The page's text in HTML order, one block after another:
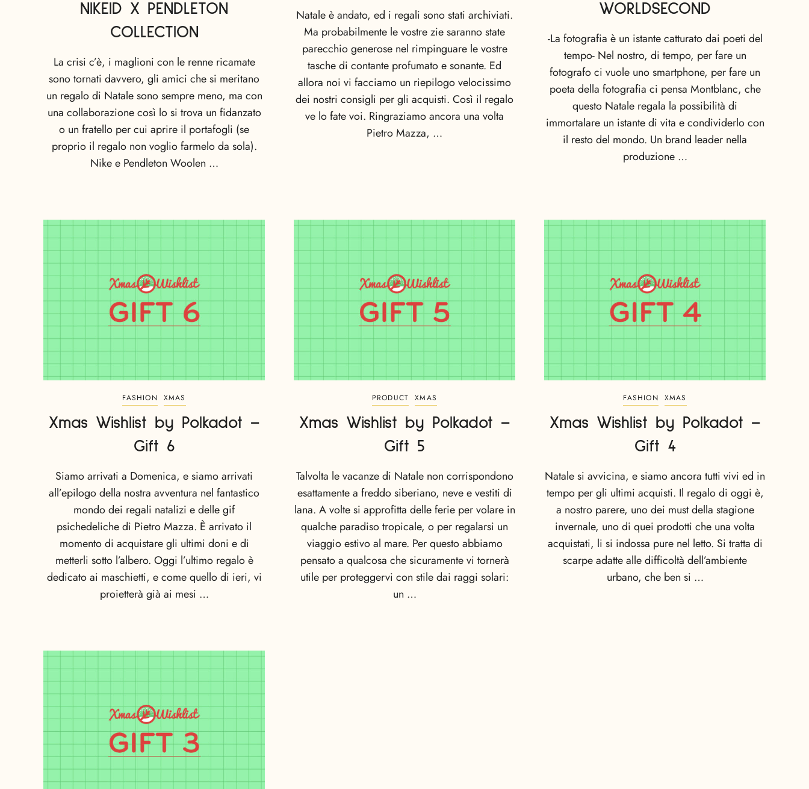
NIKEID X PENDLETON
COLLECTION
La crisi c’è, i maglioni con le renne ricamate
sono tornati davvero, gli amici che si meritano
un regalo di Natale sono sempre meno, ma con
una collaborazione così lo si trova un fidanzato
o un fratello per cui aprire il portafogli (se
proprio il regalo non voglio farmelo da sola).
Nike e Pendleton Woolen …
Natale è andato, ed i regali sono stati archiviati.
Ma probabilmente le vostre zie saranno state
parecchio generose nel rimpinguare le vostre
tasche di contante profumato e sonante. Ed
allora noi vi facciamo un riepilogo velocissimo
dei nostri consigli per gli acquisti. Così il regalo
ve lo fate voi. Ringraziamo ancora una volta
Pietro Mazza, …
WORLDSECOND
-La fotografia è un istante catturato dai poeti del
tempo- Nel nostro, di tempo, per fare un
fotografo ci vuole uno smartphone, per fare un
poeta della fotografia ci pensa Montblanc, che
questo Natale regala la possibilità di
immortalare un istante di vita e condividerlo con
il resto del mondo. Un brand leader nella
produzione …
FASHION XMAS
Xmas Wishlist by Polkadot –
Gift 6
Siamo arrivati a Domenica, e siamo arrivati
all’epilogo della nostra avventura nel fantastico
mondo dei regali natalizi e delle gif
psichedeliche di Pietro Mazza. È arrivato il
momento di acquistare gli ultimi doni e di
metterli sotto l’albero. Oggi l’ultimo regalo è
dedicato ai maschietti, e come quello di ieri, vi
proietterà già ai mesi …
PRODUCT XMAS
Xmas Wishlist by Polkadot –
Gift 5
Talvolta le vacanze di Natale non corrispondono
esattamente a freddo siberiano, neve e vestiti di
lana. A volte si approfitta delle ferie per volare in
qualche paradiso tropicale, o per regalarsi un
viaggio estivo al mare. Per questo abbiamo
pensato a qualcosa che sicuramente vi tornerà
utile per proteggervi con stile dai raggi solari:
un …
FASHION XMAS
Xmas Wishlist by Polkadot –
Gift 4
Natale si avvicina, e siamo ancora tutti vivi ed in
tempo per gli ultimi acquisti. Il regalo di oggi è,
a nostro parere, uno dei must della stagione
invernale, uno di quei prodotti che una volta
acquistati, li si indossa pure nel letto. Si tratta di
scarpe adatte alle difficoltà dell’ambiente
urbano, che ben si …